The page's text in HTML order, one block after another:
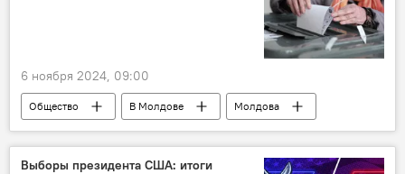
6 ноября 2024, 09:00
Общество В Молдове
Молдова
местные выборы
Выборы президента США: итоги